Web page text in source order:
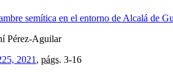
semítica en el entorno de Alcalá de
Pérez-Aguilar
2021 , págs. 3-16